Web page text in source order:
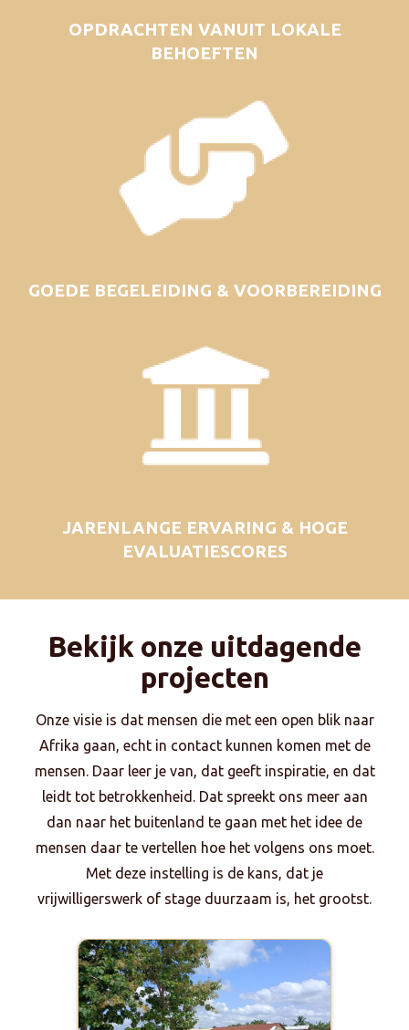
OPDRACHTEN VANUIT LOKALE
BEHOEFTEN
GOEDE BEGELEIDING & VOORBEREIDING
JARENLANGE ERVARING & HOGE
EVALUATIESCORES
Bekijk onze uitdagende
projecten
Onze visie is dat mensen die met een open blik naar
Afrika gaan, echt in contact kunnen komen met de
mensen. Daar leer je van, dat geeft inspiratie, en dat
leidt tot betrokkenheid. Dat spreekt ons meer aan
dan naar het buitenland te gaan met het idee de
mensen daar te vertellen hoe het volgens ons moet.
Met deze instelling is de kans, dat je
vrijwilligerswerk of stage duurzaam is, het grootst.